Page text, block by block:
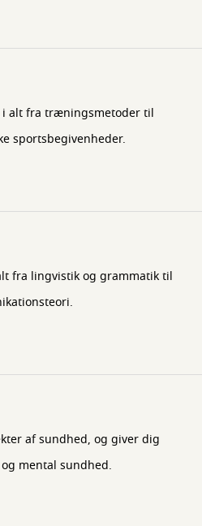
alt fra træningsmetoder til
sportsbegivenheder.
fra lingvistik og grammatik til
af sundhed, og giver dig
mental sundhed.